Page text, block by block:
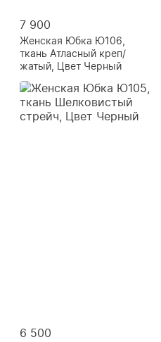
7 900
Женская Юбка Ю106,
ткань Атласный креп/
жатый, Цвет Черный
6 500